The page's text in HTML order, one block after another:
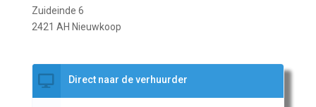
Zuideinde 6
2421 AH Nieuwkoop
Direct naar de verhuurder